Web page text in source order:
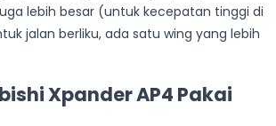
lebih besar (untuk kecepatan tinggi di
jalan berliku, ada satu wing yang lebih
Xpander AP4 Pakai